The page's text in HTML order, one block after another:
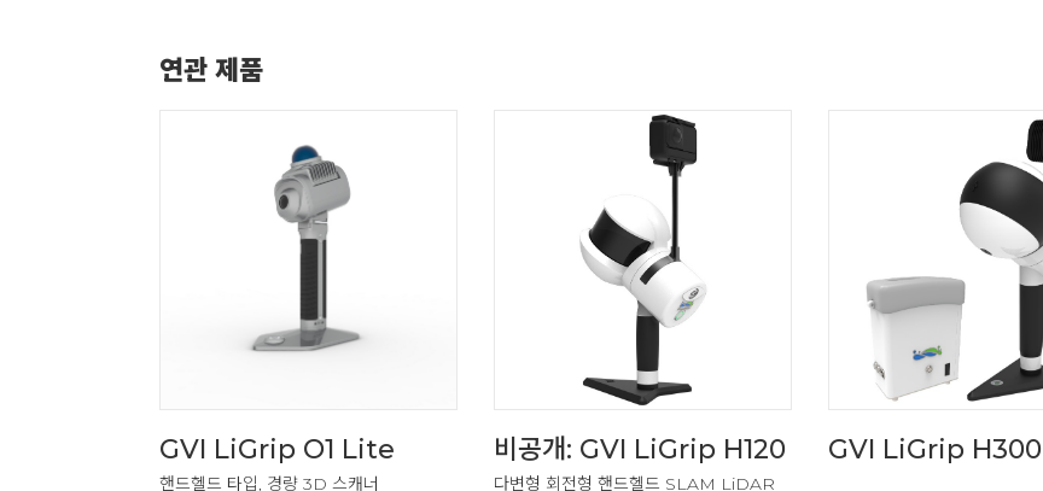
연관 제품
GVI LiGrip O1 Lite
핸드헬드 타입, 경량 3D 스캐너
비공개: GVI LiGrip H120
다변형 회전형 핸드헬드 SLAM LiDAR
GVI LiGrip H300